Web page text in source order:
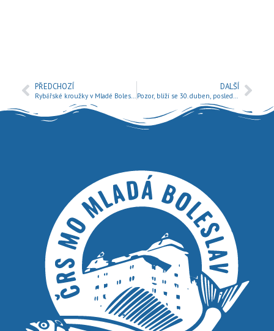
PŘEDCHOZÍ
Rybářské kroužky v Mladé Boleslavi zahájily úklidy revírů
DALŠÍ
Pozor, blíží se 30. duben, poslední termín na zaplacení členského příspěvku